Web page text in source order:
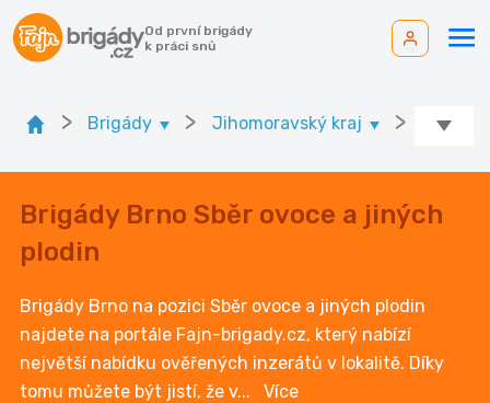
Od první brigády
k práci snů
> Brigády > Jihomoravský kraj > Ok. Brno
Brigády Brno Sběr ovoce a jiných
plodin
Brigády Brno na pozici Sběr ovoce a jiných plodin
najdete na portále Fajn-brigady.cz, který nabízí
největší nabídku ověřených inzerátů v lokalitě. Díky
tomu můžete být jistí, že v... Více